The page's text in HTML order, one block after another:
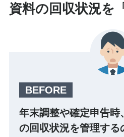
資料の回収状況を
年末調整や確定申告時
の回収状況を管理する